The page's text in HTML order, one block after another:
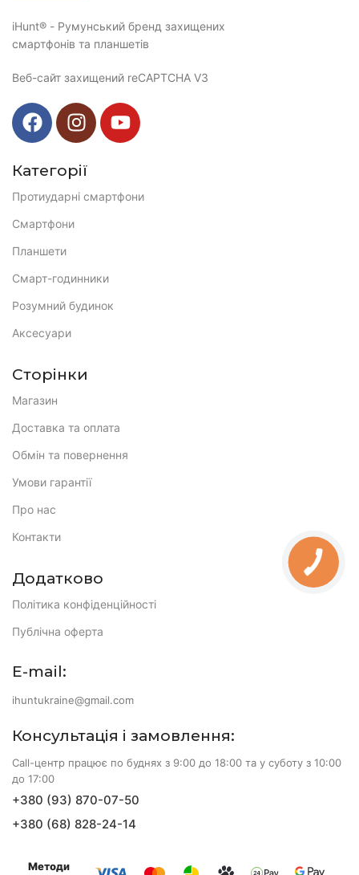
iHunt® - Румунський бренд захищених
смартфонів та планшетів
Веб-сайт захищений reCAPTCHA V3
Категорії
Протиударні смартфони
Смартфони
Планшети
Смарт-годинники
Розумний будинок
Аксесуари
Сторінки
Магазин
Доставка та оплата
Обмін та повернення
Умови гарантії
Про нас
Контакти
Додатково
Політика конфіденційності
Публічна оферта
E-mail:
ihuntukraine@gmail.com
Консультація і замовлення:
Call-центр працює по буднях з 9:00 до 18:00 та у суботу з 10:00
до 17:00
+380 (93) 870-07-50
+380 (68) 828-24-14
Методи